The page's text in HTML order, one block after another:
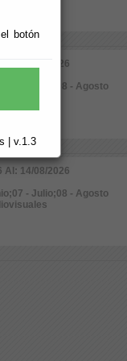
botón
| v.1.3
Al: 30/08/2026
- Julio;08 - Agosto
Al: 14/08/2026
- Julio;08 - Agosto